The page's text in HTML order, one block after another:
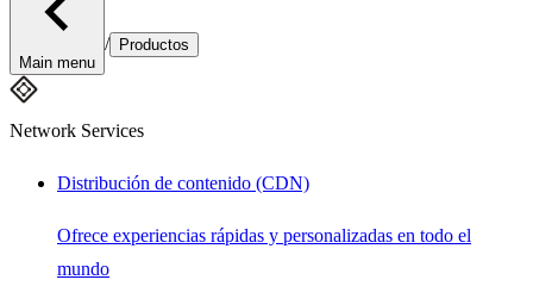
Main menu
/ Productos
Network Services
Distribución de contenido (CDN)
Ofrece experiencias rápidas y personalizadas en todo el
mundo